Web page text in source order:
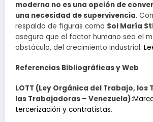
moderna no es una opción de
una necesidad de supervivencia.
respaldo de figuras como Sol María
asegura que el factor humano sea el
obstáculo, del crecimiento industrial.
Referencias Bibliográficas y Web
LOTT (Ley Orgánica del Trabajo, los
las Trabajadoras – Venezuela):
tercerización y contratistas.